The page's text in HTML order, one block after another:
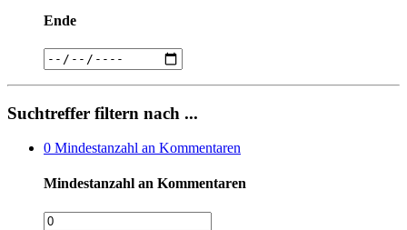
Ende
Suchtreffer filtern nach ...
0 Mindestanzahl an Kommentaren
Mindestanzahl an Kommentaren